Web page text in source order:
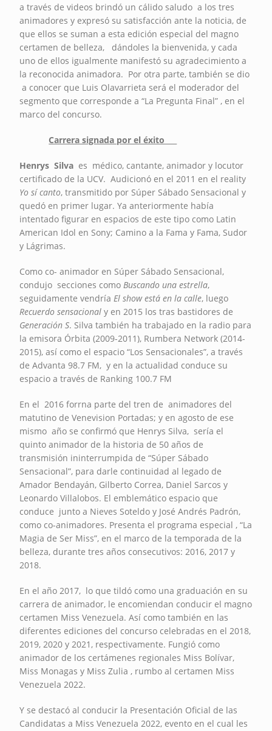
a través de videos brindó un cálido saludo a los tres
animadores y expresó su satisfacción ante la noticia, de
que ellos se suman a esta edición especial del magno
certamen de belleza, dándoles la bienvenida, y cada
uno de ellos igualmente manifestó su agradecimiento a
la reconocida animadora. Por otra parte, también se dio
a conocer que Luis Olavarrieta será el moderador del
segmento que corresponde a “La Pregunta Final” , en el
marco del concurso.
Carrera signada por el éxito
Henrys Silva es médico, cantante, animador y locutor
certificado de la UCV. Audicionó en el 2011 en el reality
Yo sí canto, transmitido por Súper Sábado Sensacional y
quedó en primer lugar. Ya anteriormente había
intentado figurar en espacios de este tipo como Latin
American Idol en Sony; Camino a la Fama y Fama, Sudor
y Lágrimas.
Como co- animador en Súper Sábado Sensacional,
condujo secciones como Buscando una estrella,
seguidamente vendría El show está en la calle, luego
Recuerdo sensacionaly en 2015 los tras bastidores de
Generación S. Silva también ha trabajado en la radio para
la emisora Órbita (2009-2011), Rumbera Network (2014-
2015), así como el espacio “Los Sensacionales”, a través
de Advanta 98.7 FM, y en la actualidad conduce su
espacio a través de Ranking 100.7 FM
En el 2016 forrna parte del tren de animadores del
matutino de Venevision Portadas; y en agosto de ese
mismo año se confirmó que Henrys Silva, sería el
quinto animador de la historia de 50 años de
transmisión ininterrumpida de “Súper Sábado
Sensacional”, para darle continuidad al legado de
Amador Bendayán, Gilberto Correa, Daniel Sarcos y
Leonardo Villalobos. El emblemático espacio que
conduce junto a Nieves Soteldo y José Andrés Padrón,
como co-animadores. Presenta el programa especial , “La
Magia de Ser Miss”, en el marco de la temporada de la
belleza, durante tres años consecutivos: 2016, 2017 y
2018.
En el año 2017, lo que tildó como una graduación en su
carrera de animador, le encomiendan conducir el magno
certamen Miss Venezuela. Así como también en las
diferentes ediciones del concurso celebradas en el 2018,
2019, 2020 y 2021, respectivamente. Fungió como
animador de los certámenes regionales Miss Bolívar,
Miss Monagas y Miss Zulia , rumbo al certamen Miss
Venezuela 2022.
Y se destacó al conducir la Presentación Oficial de las
Candidatas a Miss Venezuela 2022, evento en el cual les